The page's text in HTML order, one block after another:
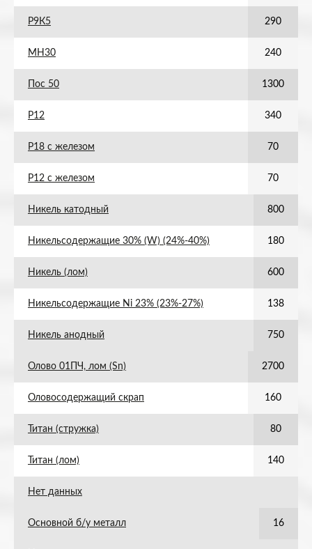
Р9К5 290
МН30 240
Пос 50 1300
Р12 340
Р18 с железом 70
Р12 с железом 70
Никель катодный 800
Никельсодержащие 30% (W) (24%-40%) 180
Никель (лом) 600
Никельсодержащие Ni 23% (23%-27%) 138
Никель анодный 750
Олово 01ПЧ, лом (Sn) 2700
Оловосодержащий скрап 160
Титан (стружка) 80
Титан (лом) 140
Нет данных
Основной б/у металл 16